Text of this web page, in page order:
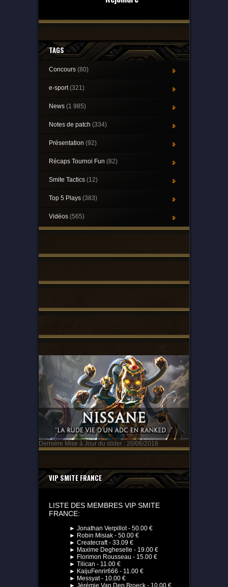
TAGS
Concours (80)
e-sport(321)
News (1 985)
Notes de patch (334)
Présentation (92)
Récaps Tournoi Fun (82)
Smite Tactics (12)
Top 5 Plays (383)
Vidéos (565)
Dernière Mise à Jour du slider : 20/06/2018
VIP SMITE FRANCE
LISTE DES MEMBRES VIP SMITE
FRANCE:
► Jonathan Verpillot - 50.00 €
► Robin Misiak - 50.00 €
► Createcraft - 33.09 €
► Maxime Degheselle - 19.00 €
► Florimon Rousseau - 15.00 €
► Tilican - 11.00 €
► KaijuFenrir666 - 11.00 €
► Messyat - 10.00 €
► Jérémie Van Den Broeck - 10.00 €